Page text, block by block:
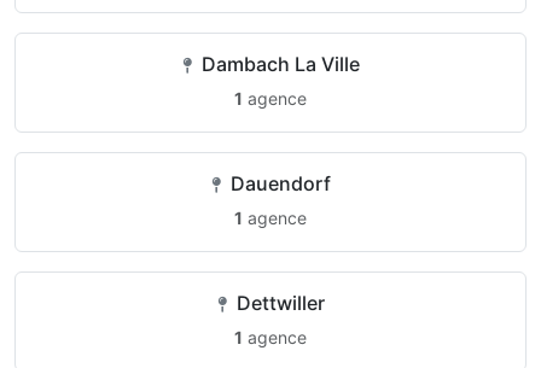
Dambach La Ville
1 agence
Dauendorf
1 agence
Dettwiller
1 agence